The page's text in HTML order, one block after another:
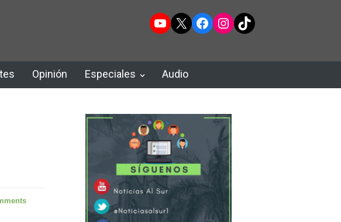
YouTube
X Facebook
Instagram
TikTok
Opinión Especiales Audio